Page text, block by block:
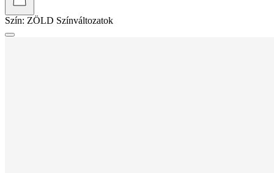
Szín: ZÖLD Színváltozatok